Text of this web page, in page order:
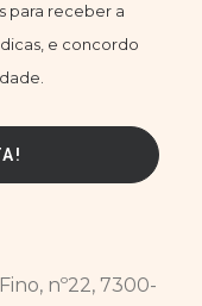
para receber a
e concordo
nº22, 7300-